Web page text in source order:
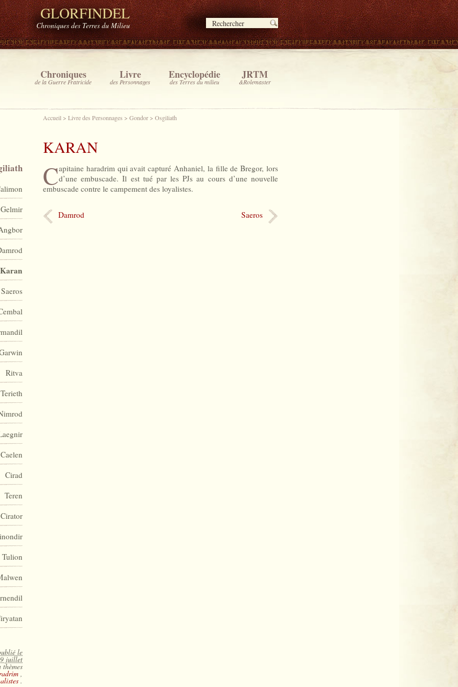
GLORFINDEL
Chroniques des Terres du Milieu
JRTM
&Rolemaster
Encyclopédie
des Terres du milieu
Livre
des Personnages
Chroniques
de la Guerre Fratricide
Accueil > Livre des Personnages > Gondor> Osgiliath
KARAN
Capitaine haradrim qui avait capturé Anhaniel, la fille de Bregor, lors
d’une embuscade. Il est tué par les PJs au cours d’une nouvelle
embuscade contre le campement des loyalistes.
Damrod Saeros
Gelmir
Karan
Saeros
Ritva
Terieth
Caelen
Cirad
Teren
Cirator
Tulion
le
juillet
,
.